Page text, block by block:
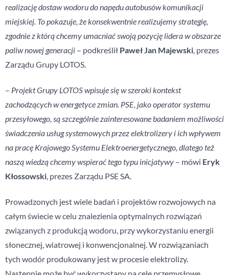
realizację dostaw wodoru do napędu autobusów komunikacji
miejskiej. To pokazuje, że konsekwentnie realizujemy strategię,
zgodnie z którą chcemy umacniać swoją pozycję lidera w obszarze
paliw nowej generacji – podkreślił Paweł Jan Majewski, prezes
Zarządu Grupy LOTOS.
– Projekt Grupy LOTOS wpisuje się w szeroki kontekst
zachodzących w energetyce zmian. PSE, jako operator systemu
przesyłowego, są szczególnie zainteresowane badaniem możliwości
świadczenia usług systemowych przez elektrolizery i ich wpływem
na pracę Krajowego Systemu Elektroenergetycznego, dlatego też
naszą wiedzą chcemy wspierać tego typu inicjatywy – mówi Eryk
Kłossowski, prezes Zarządu PSE SA.
Prowadzonych jest wiele badań i projektów rozwojowych na
całym świecie w celu znalezienia optymalnych rozwiązań
związanych z produkcją wodoru, przy wykorzystaniu energii
słonecznej, wiatrowej i konwencjonalnej. W rozwiązaniach
tych wodór produkowany jest w procesie elektrolizy.